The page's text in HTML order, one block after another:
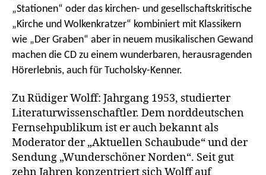
„Stationen“ oder das kirchen- und gesellschaftskritische
„Kirche und Wolkenkratzer“ kombiniert mit Klassikern
wie „Der Graben“ aber in neuem musikalischen Gewand
machen die CD zu einem wunderbaren, herausragenden
Hörerlebnis, auch für Tucholsky-Kenner.
Zu Rüdiger Wolff: Jahrgang 1953, studierter
Litera­turwissenschaftler. Dem norddeutschen
Fernsehpublikum ist er auch bekannt als
Moderator der „Aktuellen Schaubude“ und der
Sendung „Wunderschöner Norden“. Seit gut